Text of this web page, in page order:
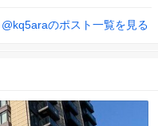
@kq5araのポスト一覧を見る